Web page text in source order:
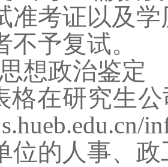
准考证以及
不予复试。
想政治鉴定
格在研究生
位的人事、